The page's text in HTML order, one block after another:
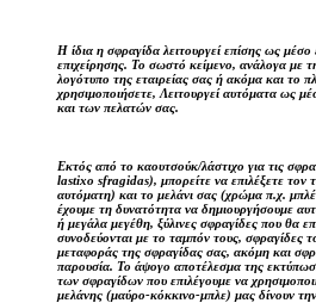
Η ίδια η σφραγίδα λειτουργεί επίσης ως
επιχείρησης. Το σωστό κείμενο, ανάλογα με
λογότυπο της εταιρείας σας ή ακόμα και το
χρησιμοποιήσετε, Λειτουργεί αυτόματα ως
και των πελατών σας.
Εκτός από το καουτσούκ/λάστιχο για τις
lastixo sfragidas), μπορείτε να επιλέξετε τον
αυτόματη) και το μελάνι σας (χρώμα π.χ.
έχουμε τη δυνατότητα να δημιουργήσουμε
ή μεγάλα μεγέθη, ξύλινες σφραγίδες που θα
συνοδεύονται με το ταμπόν τους, σφραγίδες
μεταφοράς της σφραγίδας σας, ακόμη και
παρουσία. Το άψογο αποτέλεσμα της
των σφραγίδων που επιλέγουμε να
μελάνης (μαύρο-κόκκινο-μπλε) μας δίνουν